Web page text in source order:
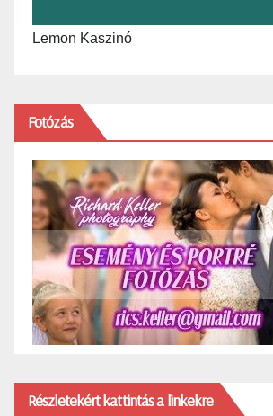
Lemon Kaszinó
Fotózás
Részletekért kattintás a linkekre